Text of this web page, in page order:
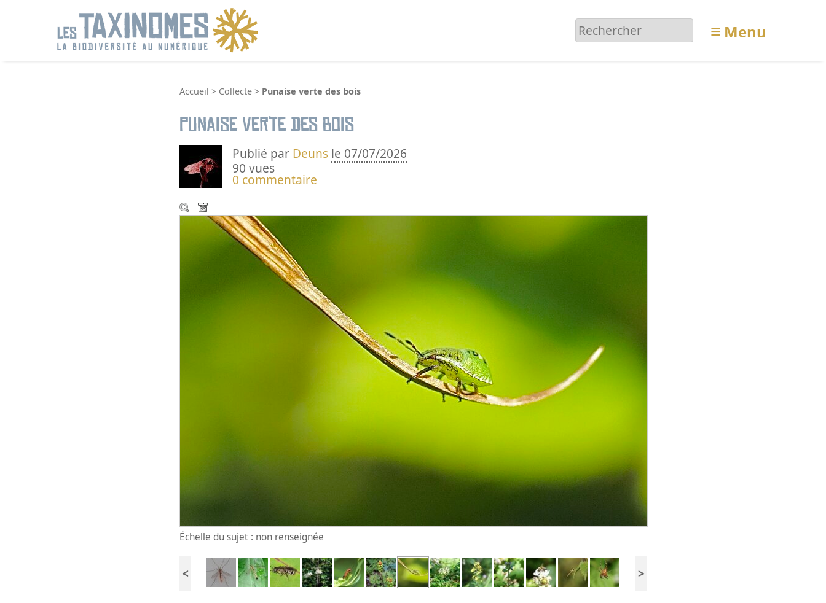
≡ Menu
Accueil > Collecte > Punaise verte des bois
Punaise verte des bois
Publié par Deuns le 07/07/2026
90 vues
0 commentaire
Échelle du sujet : non renseignée
< >